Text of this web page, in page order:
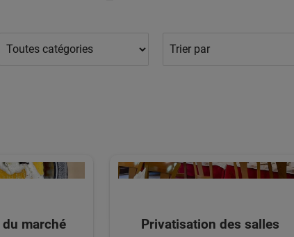
marché Privatisation des salles